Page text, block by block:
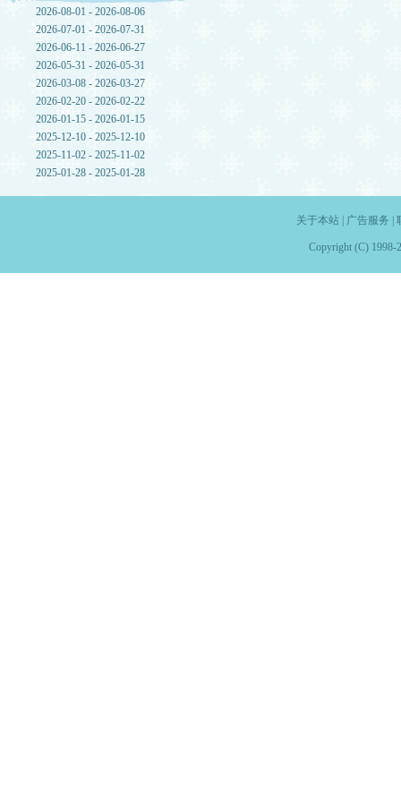
2026-08-01 - 2026-08-06
2026-07-01 - 2026-07-31
2026-06-11 - 2026-06-27
2026-05-31 - 2026-05-31
2026-03-08 - 2026-03-27
2026-02-20 - 2026-02-22
2026-01-15 - 2026-01-15
2025-12-10 - 2025-12-10
2025-11-02 - 2025-11-02
2025-01-28 - 2025-01-28
关于本站| 广告服务
Copyright (C) 1998-